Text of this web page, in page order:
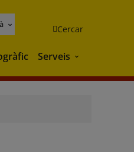
Cercar
Serveis Serveis